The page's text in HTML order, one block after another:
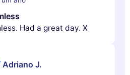
Had a great day. X
Adriano J.